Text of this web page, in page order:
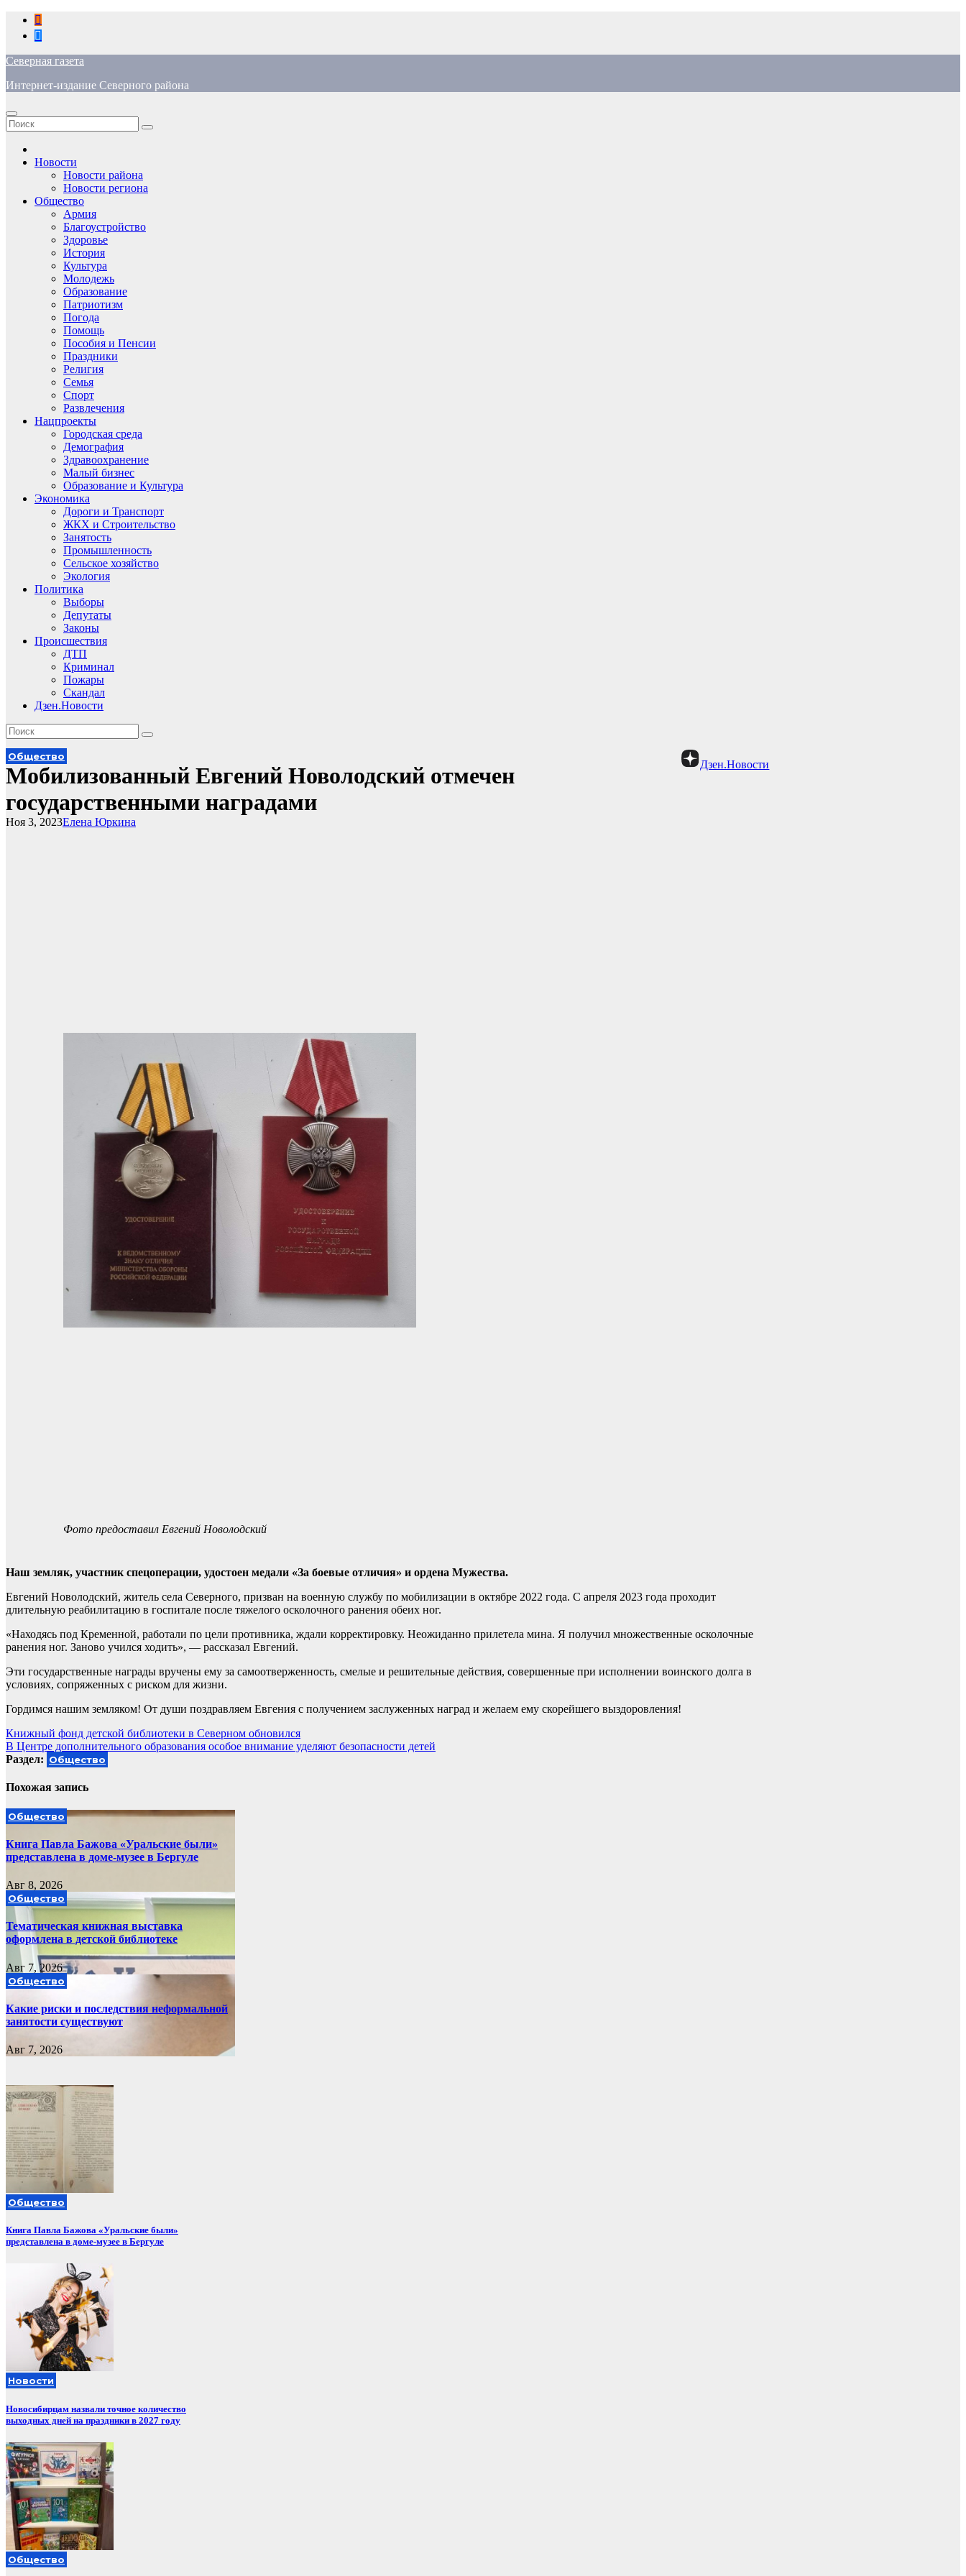
Перейти
содержимому
Северная газета
Интернет-издание Северного района
Новости
Новости района
Новости региона
Общество
Армия
Благоустройство
Здоровье
История
Культура
Молодежь
Образование
Патриотизм
Погода
Помощь
Пособия и Пенсии
Праздники
Религия
Семья
Спорт
Развлечения
Нацпроекты
Городская среда
Демография
Здравоохранение
Малый бизнес
Образование и Культура
Экономика
Дороги и Транспорт
ЖКХ и Строительство
Занятость
Промышленность
Сельское хозяйство
Экология
Политика
Выборы
Депутаты
Законы
Происшествия
ДТП
Криминал
Пожары
Скандал
Дзен.Новости
Дзен.Новости
Общество
Мобилизованный Евгений Новолодский отмечен
государственными наградами
Елена Юркина
Ноя 3, 2023
Фото предоставил Евгений Новолодский
Наш земляк, участник спецоперации, удостоен медали «За боевые отличия» и ордена Мужества.
Евгений Новолодский, житель села Северного, призван на военную службу по мобилизации в октябре 2022 года. С апреля 2023 года проходит
длительную реабилитацию в госпитале после тяжелого осколочного ранения обеих ног.
«Находясь под Кременной, работали по цели противника, ждали корректировку. Неожиданно прилетела мина. Я получил множественные осколочные
ранения ног. Заново учился ходить», — рассказал Евгений.
Эти государственные награды вручены ему за самоотверженность, смелые и решительные действия, совершенные при исполнении воинского долга в
условиях, сопряженных с риском для жизни.
Гордимся нашим земляком! От души поздравляем Евгения с получением заслуженных наград и желаем ему скорейшего выздоровления!
Навигация
по
Книжный фонд детской библиотеки в Северном обновился
В Центре дополнительного образования особое внимание уделяют безопасности детей
Раздел: Общество
Похожая запись
Общество
Книга Павла Бажова «Уральские были»
представлена в доме-музее в Бергуле
Авг 8, 2026
Общество
Тематическая книжная выставка
оформлена в детской библиотеке
Авг 7, 2026
Общество
Какие риски и последствия неформальной
занятости существуют
Авг 7, 2026
Общество
Книга Павла Бажова «Уральские были»
представлена в доме-музее в Бергуле
Новости
Новосибирцам назвали точное количество
выходных дней на праздники в 2027 году
Общество